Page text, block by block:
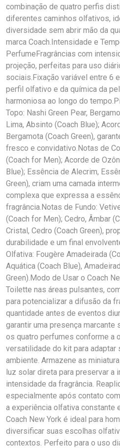
combinação de quatro perfis
diferentes caminhos olfativos,
diversidade sem abrir mão da
marca Coach.Intensidade e
PerfumeFragrâncias com
projeção, perfeitas para uso
sociais.Fixação variável entre 6
perfil olfativo e da química da
harmoniosa ao longo do
Topo: Nashi Green Pear,
Lima, Absinto (Coach Blue);
Bergamota (Coach Green),
fresco e convidativo.Notas de
(Coach for Men); Acorde de
Blue); Essência de Alecrim,
Green), criam uma camada
complexa que expressa a
fragrância.Notas de Fundo:
(Coach for Men); Cedro, Âmbar
Cristal, Cedro (Coach Green),
durabilidade e um final
Olfativa: Fougère Amadeirada
Aquática (Coach Blue),
Green).Modo de Usar o Coach
Toilette nas áreas pulsantes,
para potencializar a difusão da
quantidade antes de eventos
garantir uma presença marcante
os quatro perfumes conforme a
versatilidade do kit para
ambiente. Armazene as
luz solar direta para preservar a
intensidade da fragrância.
especialmente após contato
a experiência olfativa constante
Coach New York é ideal para
diversificar suas escolhas
contextos. Perfeito para o uso